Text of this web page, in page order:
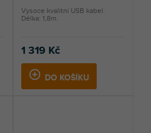
1 319 Kč
DO KOŠÍKU
Vysoce kvalitní USB kabel.
Délka: 1,8m.